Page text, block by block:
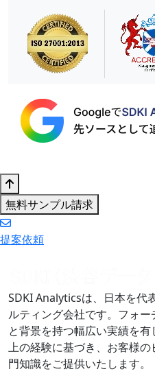
無料サンプル請求
提案依頼
SDKI Analyticsは、日本を代
ルティング会社です。フォ
と背景を持つ幅広い実績を
上の経験に基づき、お客様
門知識をご提供いたします。